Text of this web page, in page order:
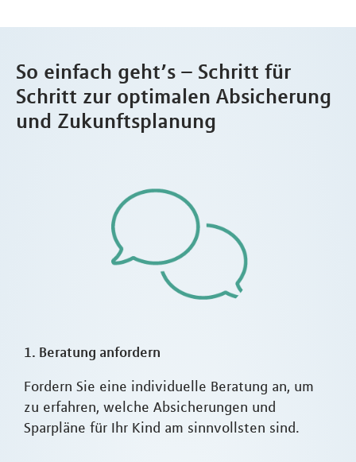
So einfach geht’s – Schritt für
Schritt zur optimalen Absicherung
und Zukunftsplanung
1. Beratung anfordern
Fordern Sie eine individuelle Beratung an, um
zu erfahren, welche Absicherungen und
Sparpläne für Ihr Kind am sinnvollsten sind.